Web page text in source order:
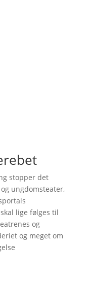
stopper det
ungdomsteater,
lige følges til
og
og meget om